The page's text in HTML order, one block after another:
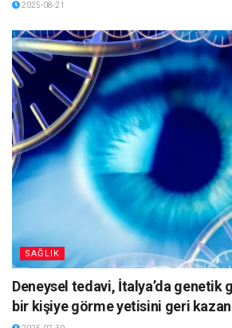
2025-08-21
SAĞLIK
Deneysel tedavi, İtalya’da genetik
bir kişiye görme yetisini geri